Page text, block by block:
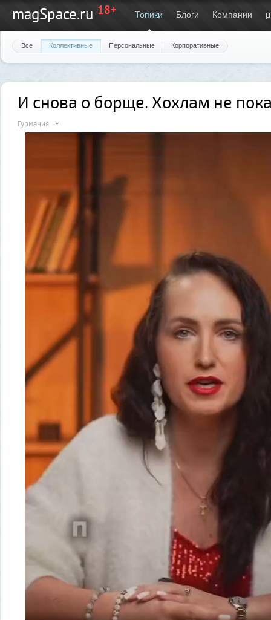
magSpace.ru 18+ Топики Блоги Компании μ
Все Коллективные Персональные Корпоративные
И снова о борще. Хохлам не
Гурмания